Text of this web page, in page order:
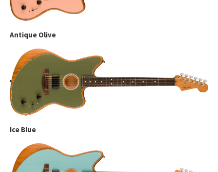
Antique Olive
Ice Blue